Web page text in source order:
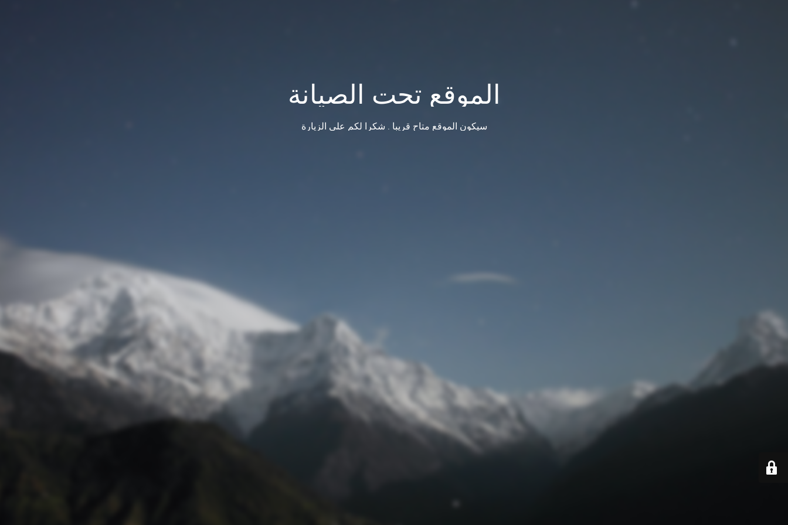
الموقع تحت الصيانة
سيكون الموقع متاح قريبا . شكرا لكم على الزيارة